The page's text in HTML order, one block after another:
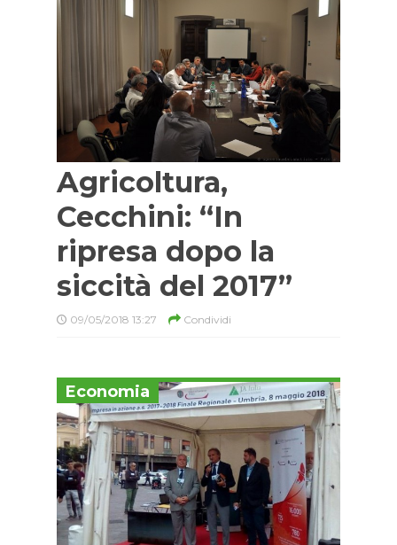
Agricoltura,
Cecchini: “In
ripresa dopo la
siccità del 2017”
09/05/2018 13:27 Condividi
Economia